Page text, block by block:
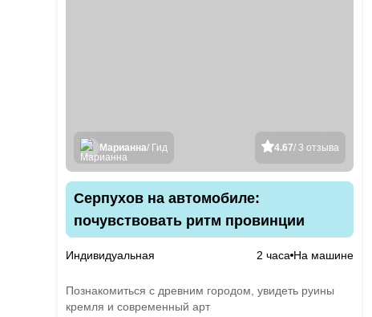
4.67/ 3 отзыва
Марианна/ Гид
Серпухов на автомобиле:
почувствовать ритм провинции
Индивидуальная 2 часа На машине
Познакомиться с древним городом, увидеть руины
кремля и современный арт